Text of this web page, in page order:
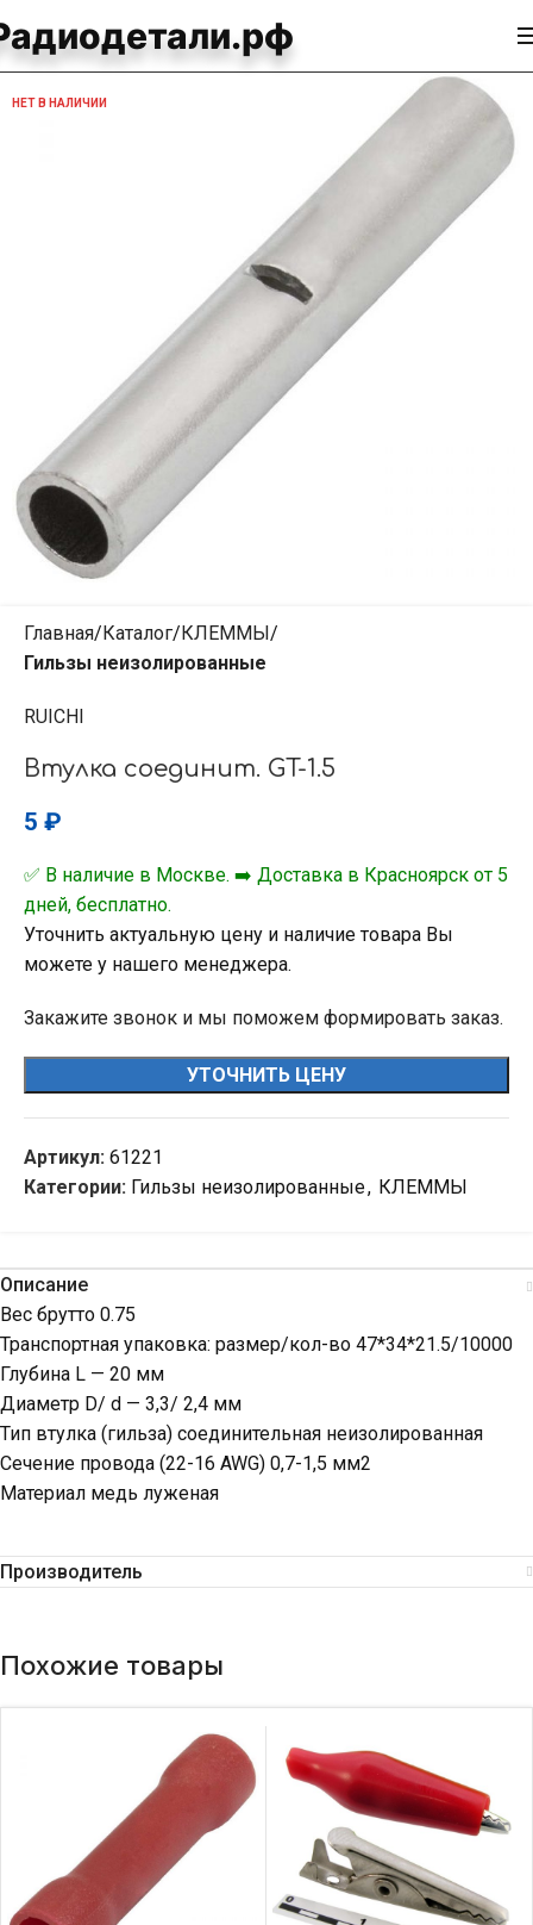
НЕТ В НАЛИЧИИ
Главная Каталог КЛЕММЫ
Гильзы неизолированные
RUICHI
Втулка соединит. GT-1.5
5 ₽
✅ В наличие в Москве. ➡️ Доставка в Красноярск от 5
дней, бесплатно.
Уточнить актуальную цену и наличие товара Вы
можете у нашего менеджера.
Закажите звонок и мы поможем формировать заказ.
УТОЧНИТЬ ЦЕНУ
Артикул: 61221
Категории: Гильзы неизолированные, КЛЕММЫ
Описание
Вес брутто 0.75
Транспортная упаковка: размер/кол-во 47*34*21.5/10000
Глубина L — 20 мм
Диаметр D/ d — 3,3/ 2,4 мм
Тип втулка (гильза) соединительная неизолированная
Сечение провода (22-16 AWG) 0,7-1,5 мм2
Материал медь луженая
Производитель
Похожие товары